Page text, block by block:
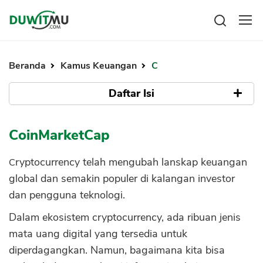
Investasi
Pengeluaran
Asuransi
Mengelola keuangan
Kartu Kredit
KPR
Pinjaman Online
Hutang
Pinjaman
Kartu Kredit
KTA
KPR
Kredit Usaha
Pinjaman Online
Broker Forex
Beranda Kamus Keuangan C
Daftar Isi
Mengapa CoinMarketCap Penting?
1. Pelacakan Harga Real-Time
2. Kapitalisasi Pasar dan Volume
Perdagangan
3. Grafik dan Grafik Pergerakan Harga
4. Informasi Lengkap Mengenai
Cryptocurrency
CoinMarketCap
Cryptocurrency telah mengubah lanskap keuangan
global dan semakin populer di kalangan investor
dan pengguna teknologi.
Dalam ekosistem cryptocurrency, ada ribuan jenis
mata uang digital yang tersedia untuk
diperdagangkan. Namun, bagaimana kita bisa